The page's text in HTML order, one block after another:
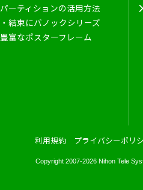
ーティションの活用方法
結束にバノックシリーズ
富なポスターフレーム
利用規約 プライバシーポリ
Copyright 2007-2026 Nihon Tele